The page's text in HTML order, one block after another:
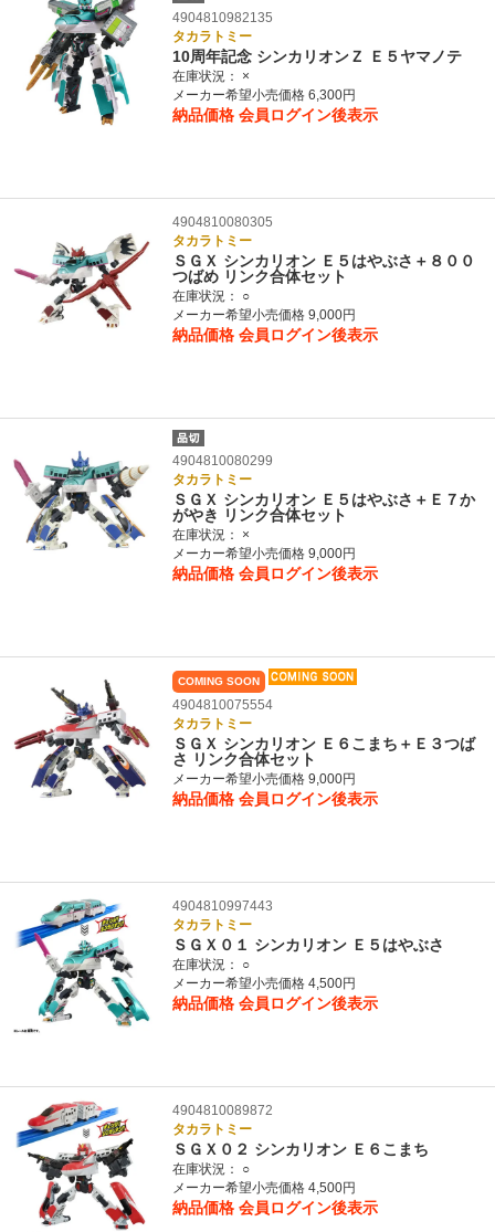
4904810982135
タカラトミー
10周年記念 シンカリオンＺ Ｅ５ヤマノテ
在庫状況：
×
メーカー希望小売価格 6,300円
納品価格 会員ログイン後表示
4904810080305
タカラトミー
ＳＧＸ シンカリオン Ｅ５はやぶさ＋８００
つばめ リンク合体セット
在庫状況：
○
メーカー希望小売価格 9,000円
納品価格 会員ログイン後表示
4904810080299
タカラトミー
ＳＧＸ シンカリオン Ｅ５はやぶさ＋Ｅ７か
がやき リンク合体セット
在庫状況：
×
メーカー希望小売価格 9,000円
納品価格 会員ログイン後表示
COMING SOON
4904810075554
タカラトミー
ＳＧＸ シンカリオン Ｅ６こまち＋Ｅ３つば
さ リンク合体セット
メーカー希望小売価格 9,000円
納品価格 会員ログイン後表示
4904810997443
タカラトミー
ＳＧＸ０１ シンカリオン Ｅ５はやぶさ
在庫状況：
○
メーカー希望小売価格 4,500円
納品価格 会員ログイン後表示
4904810089872
タカラトミー
ＳＧＸ０２ シンカリオン Ｅ６こまち
在庫状況：
○
メーカー希望小売価格 4,500円
納品価格 会員ログイン後表示